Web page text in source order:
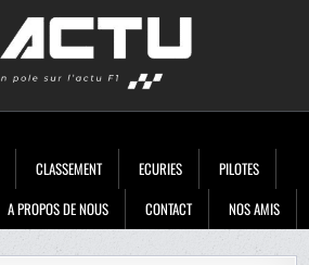
CLASSEMENT ECURIES
PILOTES
A PROPOS DE NOUS CONTACT NOS AMIS